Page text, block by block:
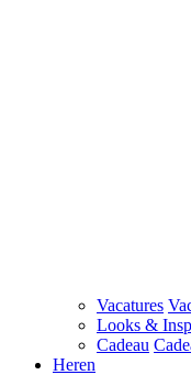
Vacatures
Looks &
Cadeau
Heren